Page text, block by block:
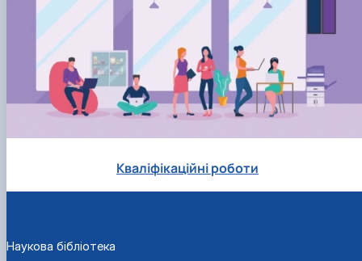
Кваліфікаційні роботи
Наукова бібліотека